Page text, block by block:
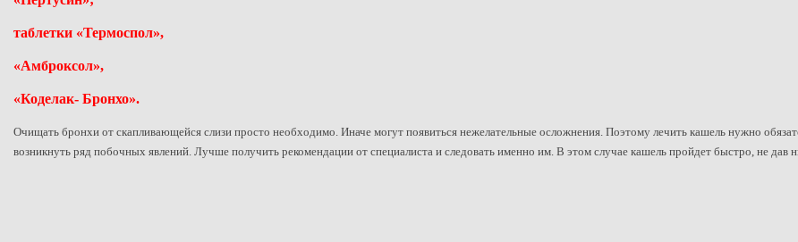
таблетки «Термоспол»,
«Амброксол»,
«Коделак- Бронхо».
Очищать бронхи от скапливающейся слизи просто необходимо. Иначе могут появиться нежелательные осложнения. Поэтому лечить кашель нужно
возникнуть ряд побочных явлений. Лучше получить рекомендации от специалиста и следовать именно им. В этом случае кашель пройдет быстро, не дав